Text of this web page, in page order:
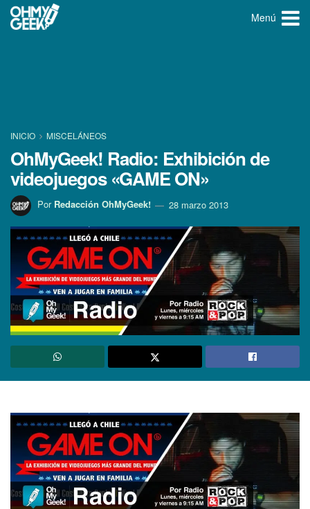
Menú
INICIO MISCELÁNEOS
OhMyGeek! Radio: Exhibición de
videojuegos «GAME ON»
Por Redacción OhMyGeek! 28 marzo 2013